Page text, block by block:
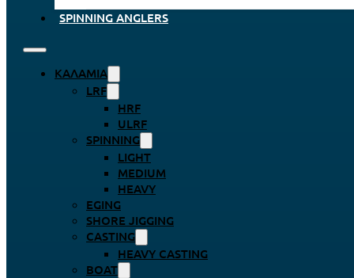
SPINNING ANGLERS
ΚΑΛΆΜΙΑ
LRF
HRF
ULRF
SPINNING
LIGHT
MEDIUM
HEAVY
EGING
SHORE JIGGING
CASTING
HEAVY CASTING
BOAT